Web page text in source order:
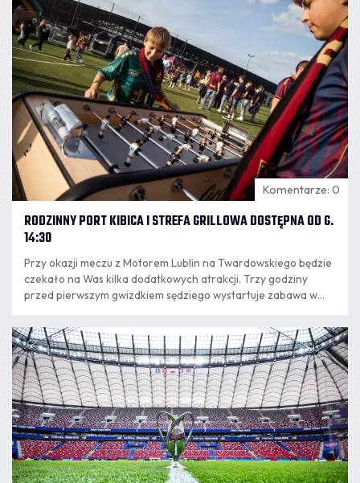
Komentarze: 0
RODZINNY PORT KIBICA I STREFA GRILLOWA DOSTĘPNA OD G.
14:30
Przy okazji meczu z Motorem Lublin na Twardowskiego będzie
czekało na Was kilka dodatkowych atrakcji. Trzy godziny
przed pierwszym gwizdkiem sędziego wystartuje zabawa w
06.08
18:10